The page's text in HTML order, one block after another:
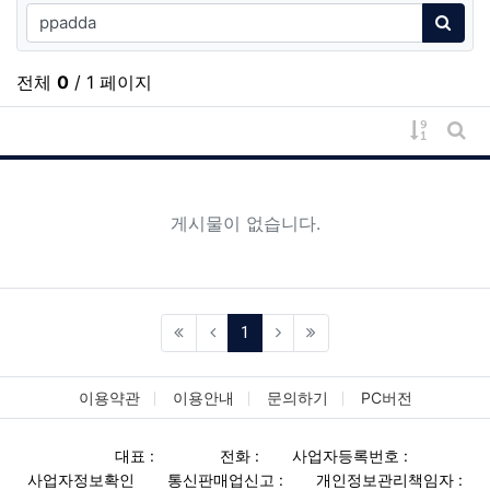
검색어
검색
전체 0 / 1 페이지
게시물
게
게시물이 없습니다.
1 (current)
이용약관 이용안내 문의하기 PC버전
대표 : 전화 :
사업자등록번호 :
사업자정보확인
통신판매업신고 : 개인정보관리책임자 :